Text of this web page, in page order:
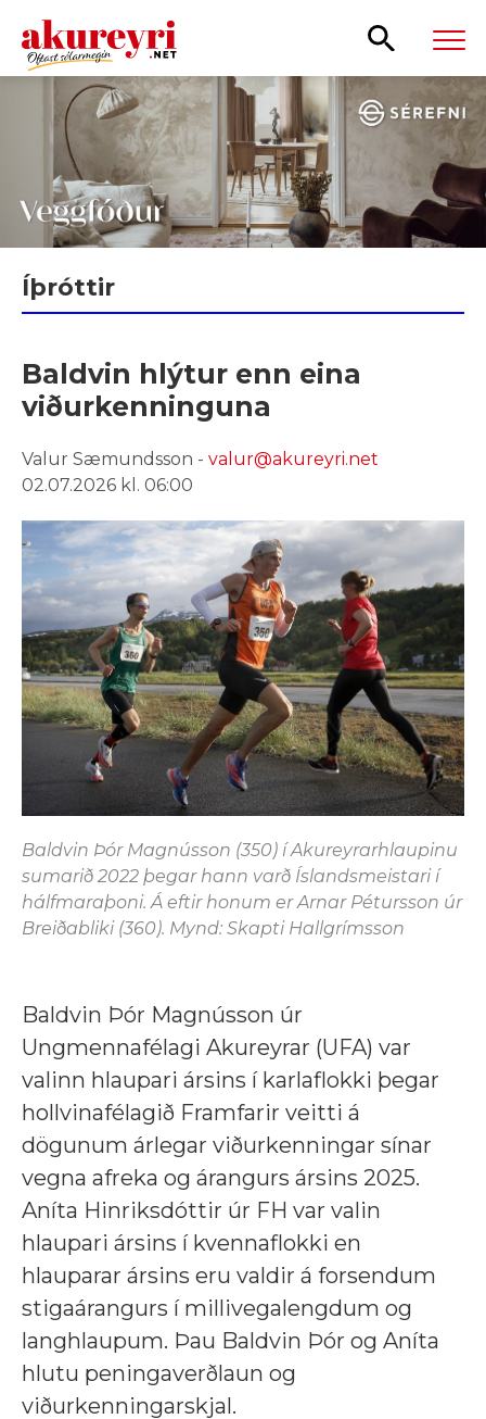
Leita
Íþróttir
Baldvin hlýtur enn eina
viðurkenninguna
Valur Sæmundsson - valur@akureyri.net
02.07.2026 kl. 06:00
Baldvin Þór Magnússon (350) í Akureyrarhlaupinu
sumarið 2022 þegar hann varð Íslandsmeistari í
hálfmaraþoni. Á eftir honum er Arnar Pétursson úr
Breiðabliki (360). Mynd: Skapti Hallgrímsson
Baldvin Þór Magnússon úr
Ungmennafélagi Akureyrar (UFA) var
valinn hlaupari ársins í karlaflokki þegar
hollvinafélagið Framfarir veitti á
dögunum árlegar viðurkenningar sínar
vegna afreka og árangurs ársins 2025.
Aníta Hinriksdóttir úr FH var valin
hlaupari ársins í kvennaflokki en
hlauparar ársins eru valdir á forsendum
stigaárangurs í millivegalengdum og
langhlaupum. Þau Baldvin Þór og Aníta
hlutu peningaverðlaun og
viðurkenningarskjal.